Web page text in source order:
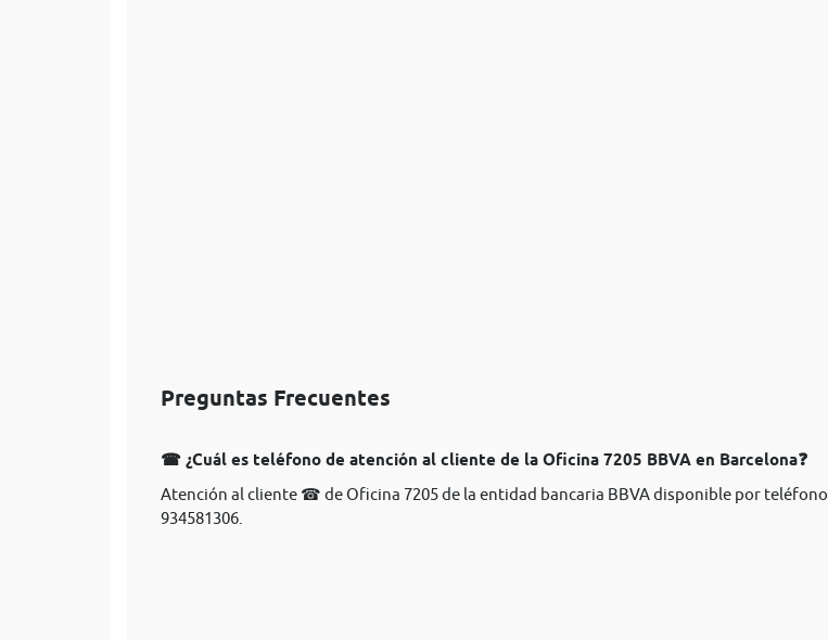
Preguntas Frecuentes
☎ ¿Cuál es teléfono de atención al cliente de la Oficina 7205 BBVA en Barcelona❓
Atención al cliente ☎ de Oficina 7205 de la entidad bancaria BBVA disponible por teléfono
934581306.